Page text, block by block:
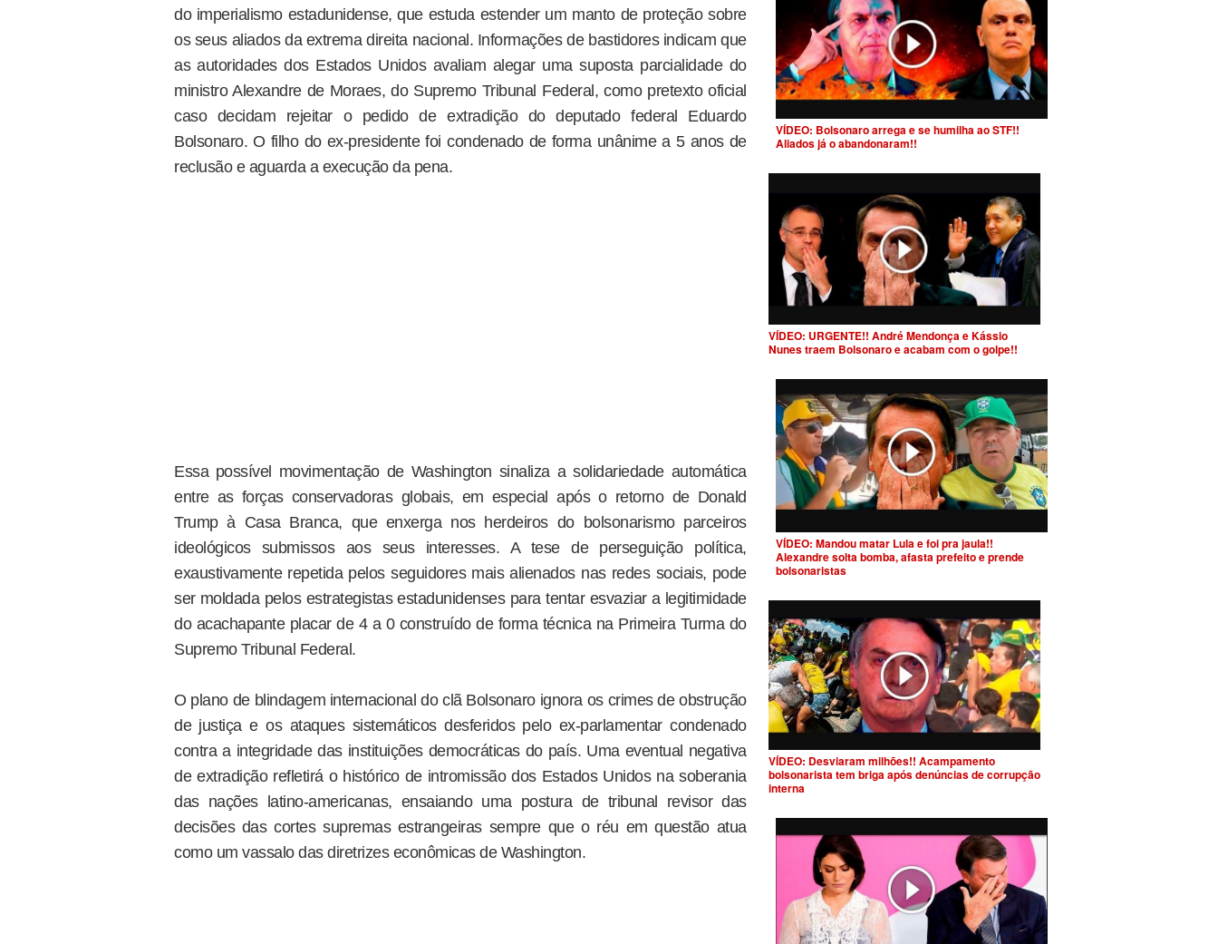
do imperialismo estadunidense, que estuda estender um manto de proteção sobre
os seus aliados da extrema direita nacional. Informações de bastidores indicam que
as autoridades dos Estados Unidos avaliam alegar uma suposta parcialidade do
ministro Alexandre de Moraes, do Supremo Tribunal Federal, como pretexto oficial
caso decidam rejeitar o pedido de extradição do deputado federal Eduardo
Bolsonaro. O filho do ex-presidente foi condenado de forma unânime a 5 anos de
reclusão e aguarda a execução da pena.
Essa possível movimentação de Washington sinaliza a solidariedade automática
entre as forças conservadoras globais, em especial após o retorno de Donald
Trump à Casa Branca, que enxerga nos herdeiros do bolsonarismo parceiros
ideológicos submissos aos seus interesses. A tese de perseguição política,
exaustivamente repetida pelos seguidores mais alienados nas redes sociais, pode
ser moldada pelos estrategistas estadunidenses para tentar esvaziar a legitimidade
do acachapante placar de 4 a 0 construído de forma técnica na Primeira Turma do
Supremo Tribunal Federal.
O plano de blindagem internacional do clã Bolsonaro ignora os crimes de obstrução
de justiça e os ataques sistemáticos desferidos pelo ex-parlamentar condenado
contra a integridade das instituições democráticas do país. Uma eventual negativa
de extradição refletirá o histórico de intromissão dos Estados Unidos na soberania
das nações latino-americanas, ensaiando uma postura de tribunal revisor das
decisões das cortes supremas estrangeiras sempre que o réu em questão atua
como um vassalo das diretrizes econômicas de Washington.
VÍDEO: Bolsonaro arrega e se humilha ao STF!!
Aliados já o abandonaram!!
VÍDEO: URGENTE!! André Mendonça e Kássio
Nunes traem Bolsonaro e acabam com o golpe!!
VÍDEO: Mandou matar Lula e foi pra jaula!!
Alexandre solta bomba, afasta prefeito e prende
bolsonaristas
VÍDEO: Desviaram milhões!! Acampamento
bolsonarista tem briga após denúncias de corrupção
interna